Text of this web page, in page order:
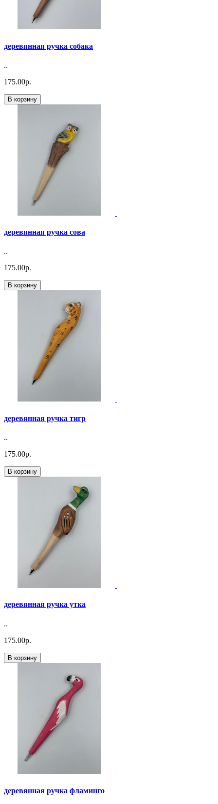
деревянная ручка собака
..
175.00р.
В корзину
деревянная ручка сова
..
175.00р.
В корзину
деревянная ручка тигр
..
175.00р.
В корзину
деревянная ручка утка
..
175.00р.
В корзину
деревянная ручка фламинго